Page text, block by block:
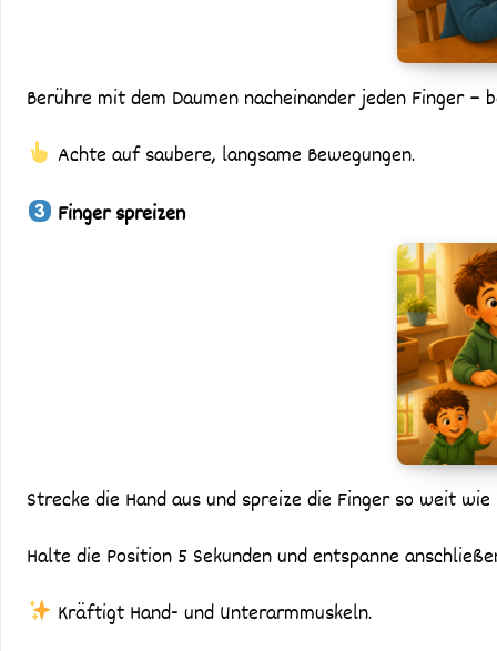
Berühre mit dem Daumen nacheinander jeden Finger –
Achte auf saubere, langsame Bewegungen.
Finger spreizen
Strecke die Hand aus und spreize die Finger so weit wie
Halte die Position 5 Sekunden und entspanne
Kräftigt Hand- und Unterarmmuskeln.